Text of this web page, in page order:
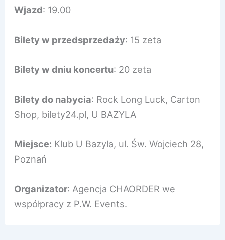
Wjazd: 19.00
Bilety w przedsprzedaży: 15 zeta
Bilety w dniu koncertu: 20 zeta
Bilety do nabycia: Rock Long Luck, Carton
Shop, bilety24.pl, U BAZYLA
Miejsce: Klub U Bazyla, ul. Św. Wojciech 28,
Poznań
Organizator: Agencja CHAORDER we
współpracy z P.W. Events.